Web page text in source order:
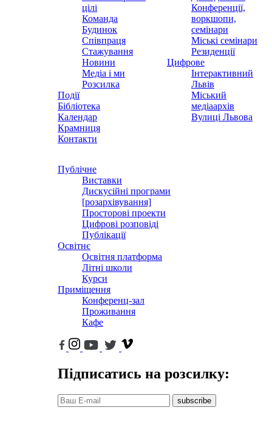
цілі
Команда
Будинок
Співпраця
Стажування
Новини
Медіа і ми
Розсилка
Події
Бібліотека
Календар
Крамниця
Контакти
Конференції,
воркшопи,
семінари
Міські семінари
Резиденції
Цифрове
Інтерактивний
Львів
Міський
медіаархів
Вулиці Львова
Публічне
Виставки
Дискусійні програми
[розархівування]
Просторові проекти
Цифрові розповіді
Публікації
Освітнє
Освітня платформа
Літні школи
Курси
Приміщення
Конференц-зал
Проживання
Кафе
Підписатись на розсилку:
subscribe